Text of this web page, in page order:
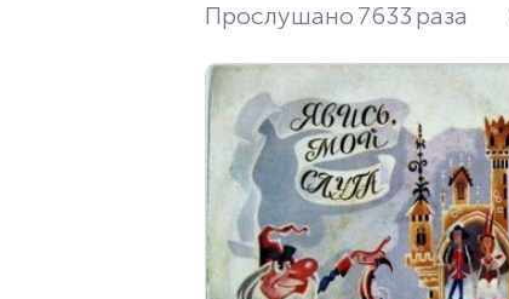
Прослушано 7633 раза